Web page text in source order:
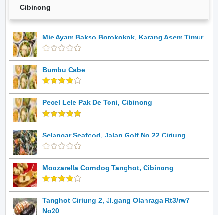
Cibinong
Mie Ayam Bakso Borokokok, Karang Asem Timur
Bumbu Cabe
Pecel Lele Pak De Toni, Cibinong
Selancar Seafood, Jalan Golf No 22 Ciriung
Moozarella Corndog Tanghot, Cibinong
Tanghot Ciriung 2, Jl.gang Olahraga Rt3/rw7
No20